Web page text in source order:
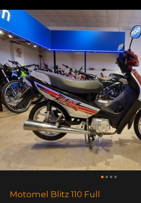
Motomel Blitz 110 Full